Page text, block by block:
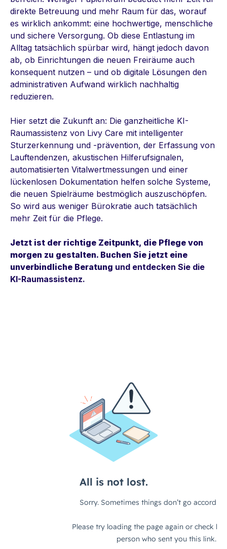
direkte Betreuung und mehr Raum für das, worauf
es wirklich ankommt: eine hochwertige, menschliche
und sichere Versorgung. Ob diese Entlastung im
Alltag tatsächlich spürbar wird, hängt jedoch davon
ab, ob Einrichtungen die neuen Freiräume auch
konsequent nutzen – und ob digitale Lösungen den
administrativen Aufwand wirklich nachhaltig
reduzieren.
Hier setzt die Zukunft an: Die ganzheitliche KI-
Raumassistenz von Livy Care mit intelligenter
Sturzerkennung und -prävention, der Erfassung von
Lauftendenzen, akustischen Hilferufsignalen,
automatisierten Vitalwertmessungen und einer
lückenlosen Dokumentation helfen solche Systeme,
die neuen Spielräume bestmöglich auszuschöpfen.
So wird aus weniger Bürokratie auch tatsächlich
mehr Zeit für die Pflege.
Jetzt ist der richtige Zeitpunkt, die Pflege von
morgen zu gestalten. Buchen Sie jetzt eine
unverbindliche Beratung und entdecken Sie die
KI-Raumassistenz.